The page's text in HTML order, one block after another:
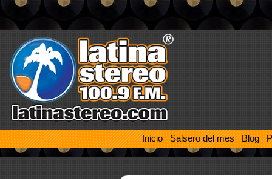
Inicio Salsero del mes Blog